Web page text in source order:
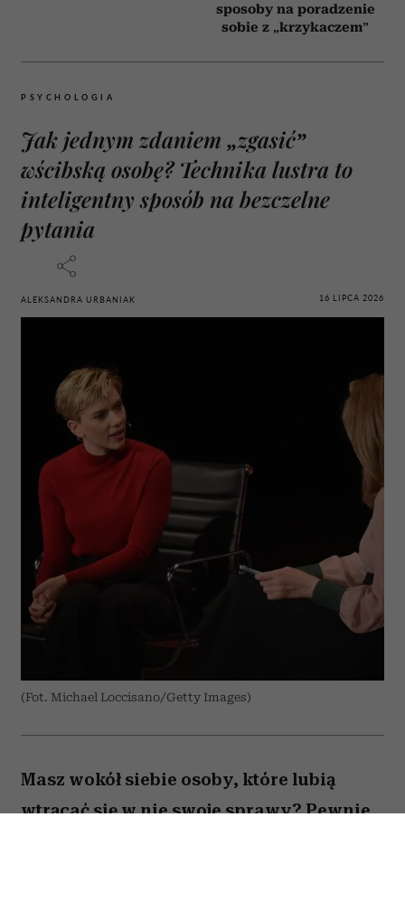
sposoby na poradzenie
sobie z „krzykaczem”
PSYCHOLOGIA
Jak jednym zdaniem „zgasić”
wścibską osobę? Technika lustra to
inteligentny sposób na bezczelne
pytania
ALEKSANDRA URBANIAK 16 LIPCA 2026
(Fot. Michael Loccisano/Getty Images)
Masz wokół siebie osoby, które lubią
wtrącać się w nie swoje sprawy? Pewnie